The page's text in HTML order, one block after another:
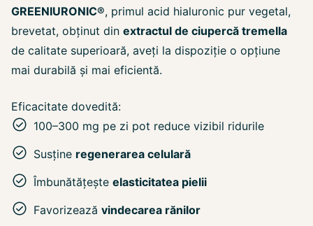
GREENIURONIC®, primul acid hialuronic pur vegetal,
brevetat, obținut din extractul de ciupercă tremella
de calitate superioară, aveți la dispoziție o opțiune
mai durabilă și mai eficientă.
Eficacitate dovedită:
100–300 mg pe zi pot reduce vizibil ridurile
Susține regenerarea celulară
Îmbunătățește elasticitatea pielii
Favorizează vindecarea rănilor